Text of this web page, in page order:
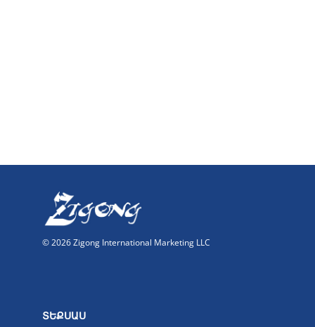
© 2026 Zigong International Marketing LLC
ՏԵՔՍԱՍ